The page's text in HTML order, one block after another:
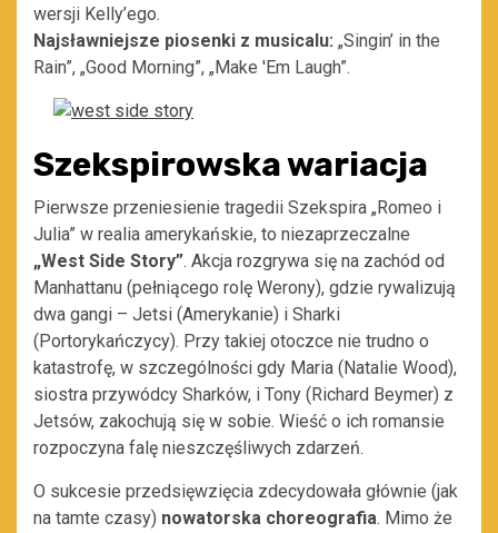
wersji Kelly’ego.
Najsławniejsze piosenki z musicalu: „Singin’ in the
Rain”, „Good Morning”, „Make 'Em Laugh”.
Szekspirowska wariacja
Pierwsze przeniesienie tragedii Szekspira „Romeo i
Julia” w realia amerykańskie, to niezaprzeczalne
„West Side Story”. Akcja rozgrywa się na zachód od
Manhattanu (pełniącego rolę Werony), gdzie rywalizują
dwa gangi – Jetsi (Amerykanie) i Sharki
(Portorykańczycy). Przy takiej otoczce nie trudno o
katastrofę, w szczególności gdy Maria (Natalie Wood),
siostra przywódcy Sharków, i Tony (Richard Beymer) z
Jetsów, zakochują się w sobie. Wieść o ich romansie
rozpoczyna falę nieszczęśliwych zdarzeń.
O sukcesie przedsięwzięcia zdecydowała głównie (jak
na tamte czasy) nowatorska choreografia. Mimo że